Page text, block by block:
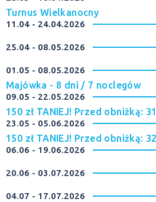
Turnus Wielkanocny
11.04 - 24.04.2026
25.04 - 08.05.2026
01.05 - 08.05.2026
Majówka - 8 dni / 7 noclegów
09.05 - 22.05.2026
150 zł TANIEJ! Przed obniżką:
23.05 - 05.06.2026
150 zł TANIEJ! Przed obniżką:
06.06 - 19.06.2026
20.06 - 03.07.2026
04.07 - 17.07.2026